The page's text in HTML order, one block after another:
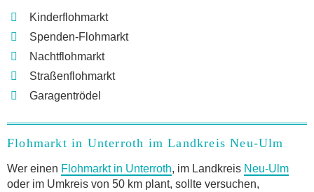
Kinderflohmarkt
Spenden-Flohmarkt
Nachtflohmarkt
Straßenflohmarkt
Garagentrödel
Flohmarkt in Unterroth im Landkreis Neu-Ulm
Wer einen Flohmarkt in Unterroth, im Landkreis Neu-Ulm
oder im Umkreis von 50 km plant, sollte versuchen,